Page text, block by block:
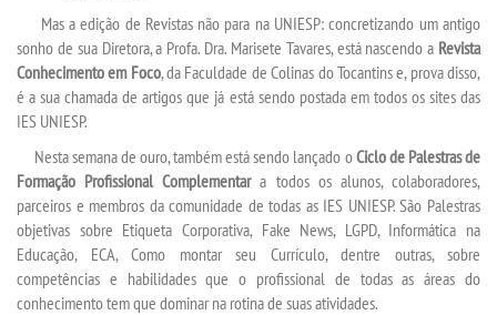
REGULAMENTOS
REGIMENTOS
DISCENTES
MANUAIS
MONITORIA
Mas a edição de Revistas não para na UNIESP: concretizando um antigo
sonho de sua Diretora, a Profa. Dra. Marisete Tavares, está nascendo a Revista
Conhecimento em Foco, da Faculdade de Colinas do Tocantins e, prova disso,
é a sua chamada de artigos que já está sendo postada em todos os sites das
IES UNIESP.
Nesta semana de ouro, também está sendo lançado oCiclo de Palestras de
Formação Profissional Complementara todos os alunos, colaboradores,
parceiros e membros da comunidade de todas as IES UNIESP. São Palestras
objetivas sobre Etiqueta Corporativa, Fake News, LGPD, Informática na
Educação, ECA, Como montar seu Currículo, dentre outras, sobre
competências e habilidades que o profissional de todas as áreas do
conhecimento tem que dominar na rotina de suas atividades.